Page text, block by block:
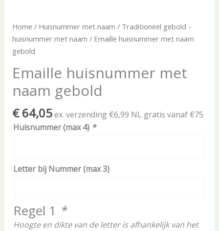
Home / Huisnummer met naam / Traditioneel gebold -
huisnummer met naam / Emaille huisnummer met naam
gebold
Emaille huisnummer met
naam gebold
€64,05ex. verzending €6,99 NL gratis vanaf €75
Huisnummer (max 4) *
Letter bij Nummer (max 3)
Regel 1 *
Hoogte en dikte van de letter is afhankelijk van het